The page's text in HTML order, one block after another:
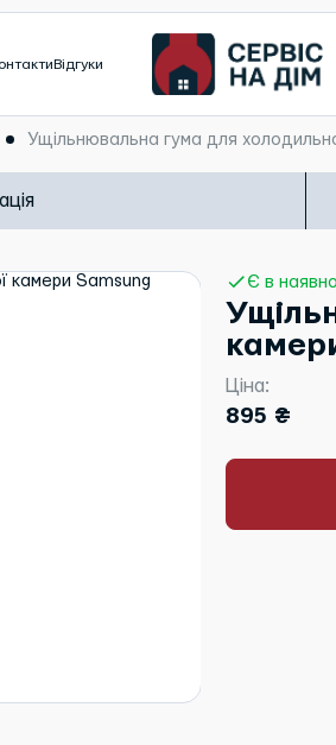
Відгуки
Ущільнювальна гума для
Є в
Ціна:
895 ₴